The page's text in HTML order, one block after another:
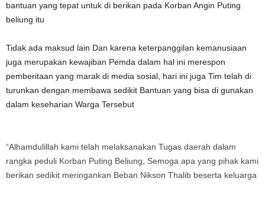
bantuan yang tepat untuk di berikan pada Korban Angin Puting
beliung itu
Tidak ada maksud lain Dan karena keterpanggilan kemanusiaan
juga merupakan kewajiban Pemda dalam hal ini merespon
pemberitaan yang marak di media sosial, hari ini juga Tim telah di
turunkan dengan membawa sedikit Bantuan yang bisa di gunakan
dalam keseharian Warga Tersebut
“Alhamdulillah kami telah melaksanakan Tugas daerah dalam
rangka peduli Korban Puting Beliung, Semoga apa yang pihak kami
berikan sedikit meringankan Beban Nikson Thalib beserta keluarga